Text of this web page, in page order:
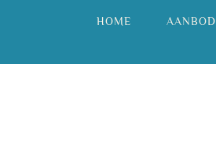
HOME AANBOD